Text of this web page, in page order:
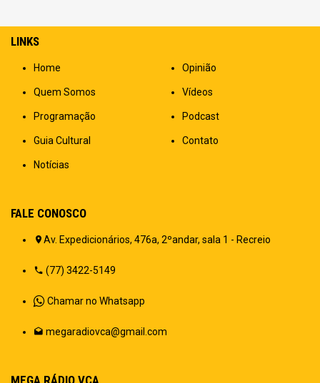
LINKS
Home
Quem Somos
Programação
Guia Cultural
Notícias
Opinião
Vídeos
Podcast
Contato
FALE CONOSCO
Av. Expedicionários, 476a, 2ºandar, sala 1 - Recreio
(77) 3422-5149
Chamar no Whatsapp
megaradiovca@gmail.com